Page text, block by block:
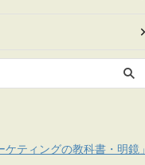
ティングの教科書・明鏡」